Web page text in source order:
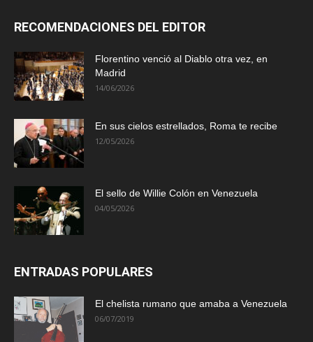
RECOMENDACIONES DEL EDITOR
Florentino venció al Diablo otra vez, en
Madrid
14/06/2026
En sus cielos estrellados, Roma te recibe
12/05/2026
El sello de Willie Colón en Venezuela
04/05/2026
ENTRADAS POPULARES
El chelista rumano que amaba a Venezuela
06/07/2019